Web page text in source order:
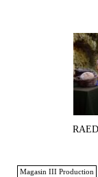
Magasin III Production